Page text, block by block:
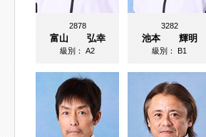
2878
富山 弘幸
級別：A2
3282
池本 輝明
級別：B1